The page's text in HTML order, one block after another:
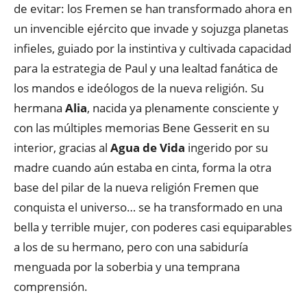
de evitar: los Fremen se han transformado ahora en
un invencible ejército que invade y sojuzga planetas
infieles, guiado por la instintiva y cultivada capacidad
para la estrategia de Paul y una lealtad fanática de
los mandos e ideólogos de la nueva religión. Su
hermana Alia, nacida ya plenamente consciente y
con las múltiples memorias Bene Gesserit en su
interior, gracias al Agua de Vida ingerido por su
madre cuando aún estaba en cinta, forma la otra
base del pilar de la nueva religión Fremen que
conquista el universo… se ha transformado en una
bella y terrible mujer, con poderes casi equiparables
a los de su hermano, pero con una sabiduría
menguada por la soberbia y una temprana
comprensión.